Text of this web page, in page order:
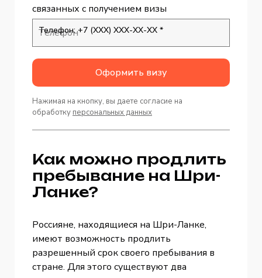
связанных с получением визы
Телефон: +7 (ХХХ) ХХХ-ХХ-ХХ *
Оформить визу
Нажимая на кнопку, вы даете согласие на
обработку персональных данных
Как можно продлить
пребывание на Шри-
Ланке?
Россияне, находящиеся на Шри-Ланке,
имеют возможность продлить
разрешенный срок своего пребывания в
стране. Для этого существуют два